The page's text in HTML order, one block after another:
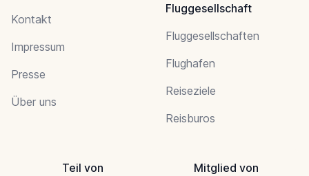
Kontakt
Impressum
Presse
Über uns
Fluggesellschaft
Fluggesellschaften
Flughafen
Reiseziele
Reisburos
Teil von Mitglied von